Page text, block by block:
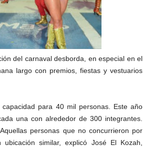
del carnaval desborda, en especial en el
largo con premios, fiestas y vestuarios
para 40 mil personas. Este año
una con alrededor de 300 integrantes.
personas que no concurrieron por
similar, explicó José El Kozah,